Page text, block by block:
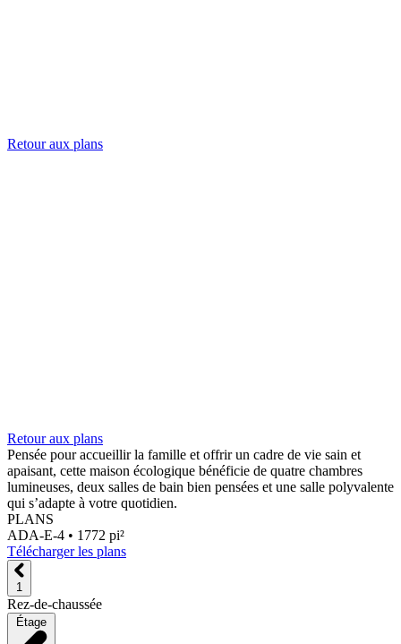
Retour aux plans
Retour aux plans
Pensée pour accueillir la famille et offrir un cadre de vie sain et
apaisant, cette maison écologique bénéficie de quatre chambres
lumineuses, deux salles de bain bien pensées et une salle polyvalente
qui s’adapte à votre quotidien.
PLANS
ADA-E-4 • 1772 pi²
Télécharger les plans
1
Rez-de-chaussée
Étage